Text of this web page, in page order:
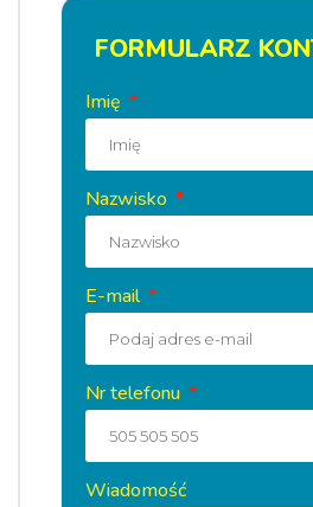
FORMULARZ
Imię
Nazwisko
E-mail
Nr telefonu
Wiadomość